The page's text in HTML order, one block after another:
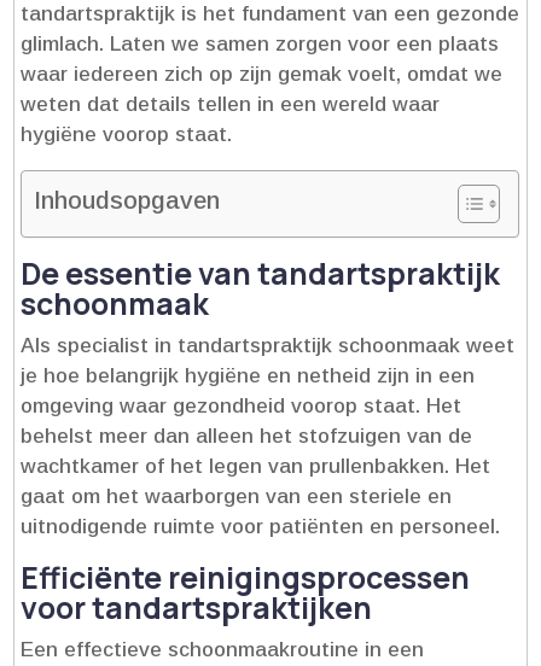
tandartspraktijk is het fundament van een gezonde
glimlach.​ Laten we samen zorgen voor een plaats
waar iedereen zich op zijn gemak voelt, omdat we
weten dat details tellen in een wereld waar
hygiëne voorop staat.​
Inhoudsopgaven
De essentie van tandartspraktijk
schoonmaak
Als specialist in tandartspraktijk schoonmaak weet
je hoe belangrijk hygiëne en netheid zijn in een
omgeving waar gezondheid voorop staat.​ Het
behelst meer dan alleen het stofzuigen van de
wachtkamer of het legen van prullenbakken.​ Het
gaat om het waarborgen van een steriele en
uitnodigende ruimte voor patiënten en personeel.​
Efficiënte reinigingsprocessen
voor tandartspraktijken
Een effectieve schoonmaakroutine in een